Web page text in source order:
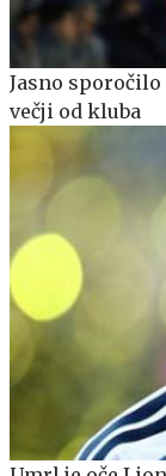
Jasno
večji od kluba